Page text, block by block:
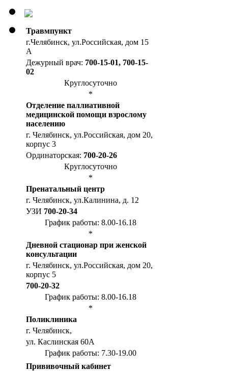
Травмпункт
г.Челябинск, ул.Российская, дом 15
А
Дежурный врач: 700-15-01, 700-15-
02
Круглосуточно
*
Отделение паллиативной
медицинской помощи взрослому
населению
г. Челябинск, ул.Российская, дом 20,
корпус 3
Ординаторская: 700-20-26
Круглосуточно
*
Пренатальный центр
г. Челябинск, ул.Калинина, д. 12
УЗИ 700-20-34
График работы: 8.00-16.18
*
Дневной стационар при женской
консультации
г. Челябинск, ул.Российская, дом 20,
корпус 5
700-20-32
График работы: 8.00-16.18
*
Поликлиника
г. Челябинск,
ул. Каслинская 60А
График работы: 7.30-19.00
Прививочный кабинет